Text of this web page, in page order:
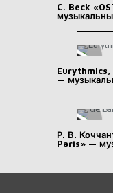
C. Beck
Eurythmics,
—
Р. В.
Paris» —